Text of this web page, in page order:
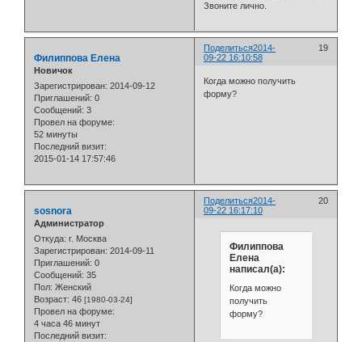
Звоните лично.
Поделиться 19
2014-
09-22 16:10:58
Филиппова Елена
Новичок
Зарегистрирован: 2014-09-12
Приглашений: 0
Сообщений: 3
Провел на форуме:
52 минуты
Последний визит:
2015-01-14 17:57:46
Когда можно получить
форму?
Поделиться 20
2014-
09-22 16:17:10
sosnora
Администратор
Откуда: г. Москва
Зарегистрирован: 2014-09-11
Приглашений: 0
Сообщений: 35
Пол: Женский
Возраст: 46 [1980-03-24]
Провел на форуме:
4 часа 46 минут
Последний визит:
Филиппова
Елена
написал(а):
Когда можно
получить
форму?